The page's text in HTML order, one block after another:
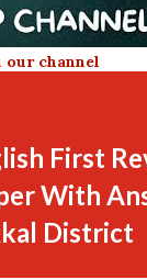
channel
First
With
District